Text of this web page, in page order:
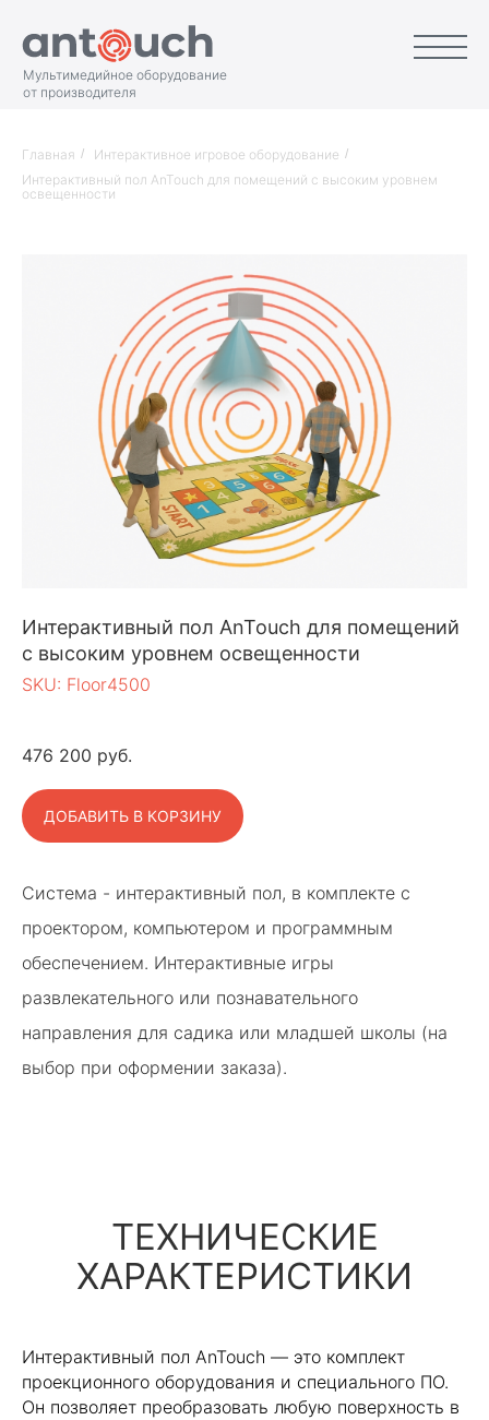
Мультимедийное оборудование
от производителя
Главная / Интерактивное игровое оборудование /
Интерактивный пол AnTouch для помещений с высоким уровнем
освещенности
Интерактивный пол AnTouch для помещений
с высоким уровнем освещенности
SKU: Floor4500
476 200 руб.
ДОБАВИТЬ В КОРЗИНУ
Система - интерактивный пол, в комплекте с
проектором, компьютером и программным
обеспечением. Интерактивные игры
развлекательного или познавательного
направления для садика или младшей школы (на
выбор при оформении заказа).
ТЕХНИЧЕСКИЕ
ХАРАКТЕРИСТИКИ
Интерактивный пол AnTouch — это комплект
проекционного оборудования и специального ПО.
Он позволяет преобразовать любую поверхность в